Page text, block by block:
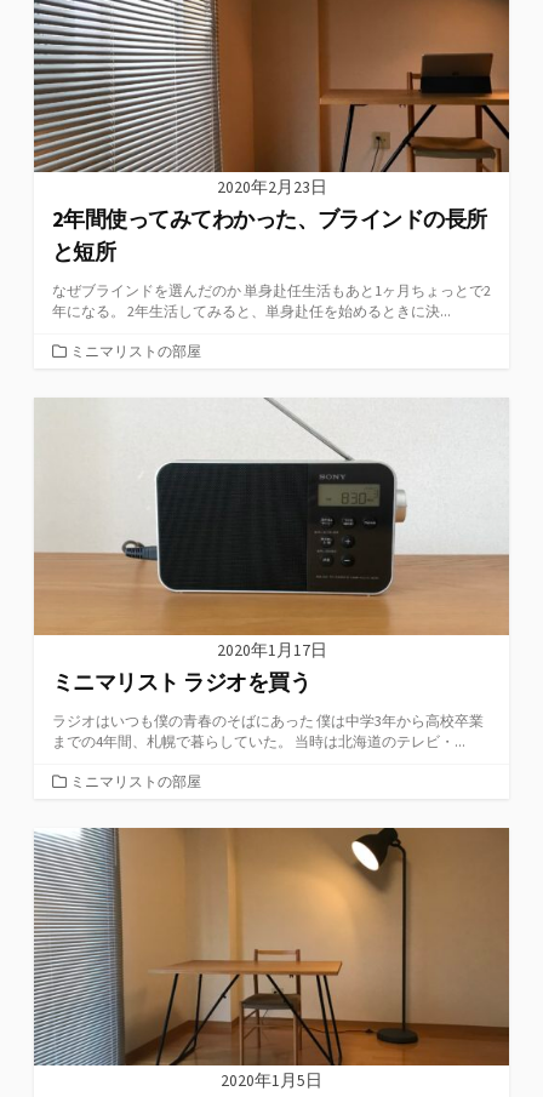
2020年2月23日
2年間使ってみてわかった、ブラインドの長所
と短所
なぜブラインドを選んだのか 単身赴任生活もあと1ヶ月ちょっとで2
年になる。 2年生活してみると、単身赴任を始めるときに決...
カ
ゴ
ミニマリストの部屋
2020年1月17日
ミニマリスト ラジオを買う
ラジオはいつも僕の青春のそばにあった 僕は中学3年から高校卒業
までの4年間、札幌で暮らしていた。 当時は北海道のテレビ・...
カ
リ
ー
ミニマリストの部屋
2020年1月5日